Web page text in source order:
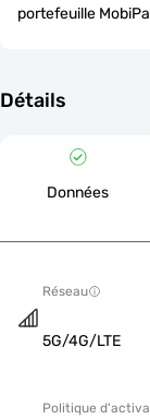
portefeuille
Détails
Données
Réseau
5G/4G/LTE
Politique